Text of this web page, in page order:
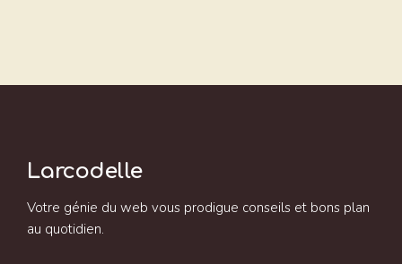
Larcodelle
Votre génie du web vous prodigue conseils et bons plan
au quotidien.